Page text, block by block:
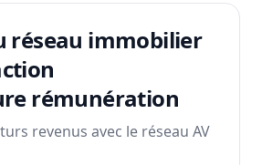
réseau immobilier
rémunération
revenus avec le réseau AV